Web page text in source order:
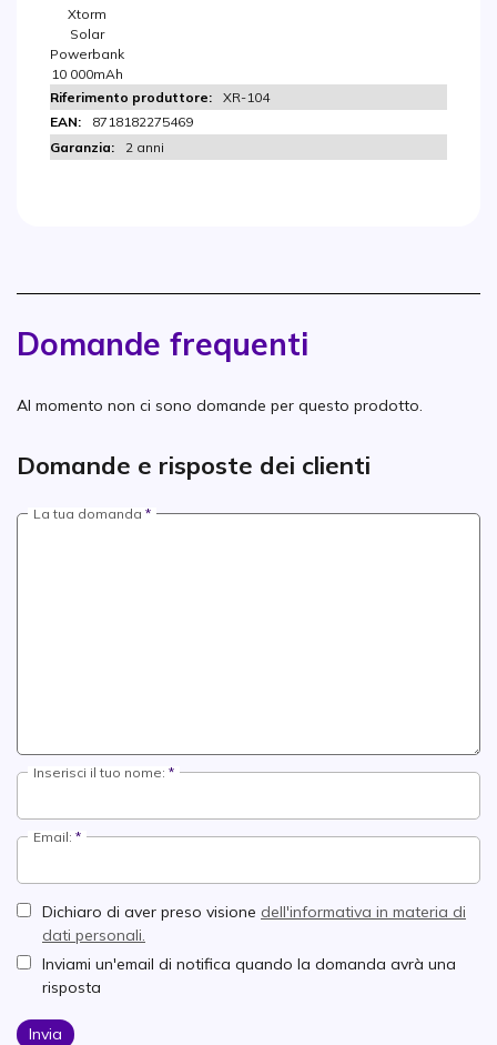
Xtorm
Solar
Powerbank
10 000mAh
XR-104
8718182275469
2 anni
Domande frequenti
Al momento non ci sono domande per questo prodotto.
Domande e risposte dei clienti
La tua domanda
Inserisci il tuo nome:
Email:
Dichiaro di aver preso visione dell'informativa in materia di
dati personali.
Inviami un'email di notifica quando la domanda avrà una
risposta
Invia